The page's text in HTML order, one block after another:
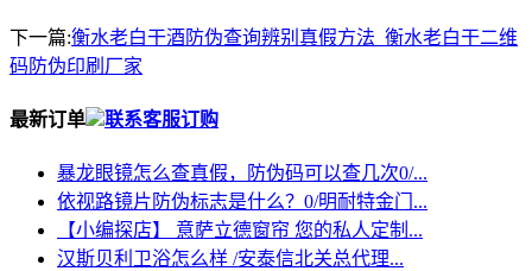
下一篇:衡水老白干酒防伪查询辨别真假方法_衡水老白干二维
码防伪印刷厂家
最新订单 联系客服订购
暴龙眼镜怎么查真假，防伪码可以查几次0/...
依视路镜片防伪标志是什么？0/明耐特金门...
【小编探店】 意萨立德窗帘 您的私人定制...
汉斯贝利卫浴怎么样 /安泰信北关总代理...